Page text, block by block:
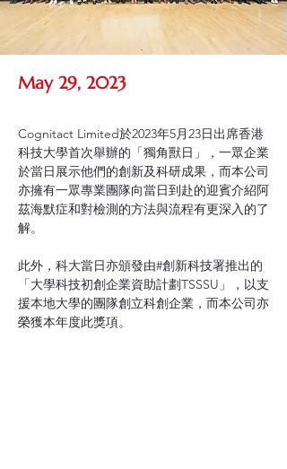
May 29, 2023
Cognitact Limited於2023年5月23日出席香港
科技大學首次舉辦的「獨角獸日」，一眾企業
於當日展示他們的創新及科研成果，而本公司
亦擁有一眾專業團隊向當日到赴的迎賓介紹阿
茲海默症和對檢測的方法與流程有更深入的了
解。
此外，科大當日亦頒發由#創新科技署推出的
「大學科技初創企業資助計劃TSSSU」，以支
援本地大學的團隊創立科創企業，而本公司亦
榮獲本年度此獎項。